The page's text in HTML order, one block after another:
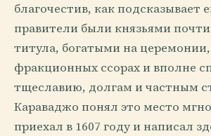
благочестив, как подсказывает
правители были князьями
титула, богатыми на
фракционных ссорах и вполне
тщеславию, долгам и частным
Караваджо понял это место
приехал в 1607 году и написал